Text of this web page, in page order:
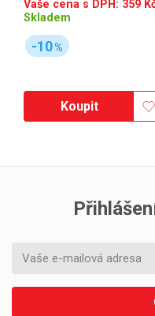
Vaše cena s DPH: 359
Skladem
-10%
Koupit